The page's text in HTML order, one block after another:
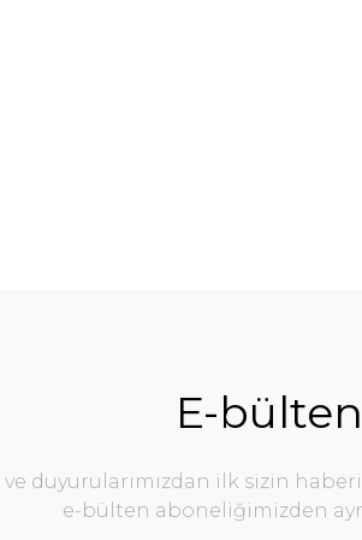
E-bülten
ve duyurularımızdan ilk sizin
e-bülten aboneliğimizden